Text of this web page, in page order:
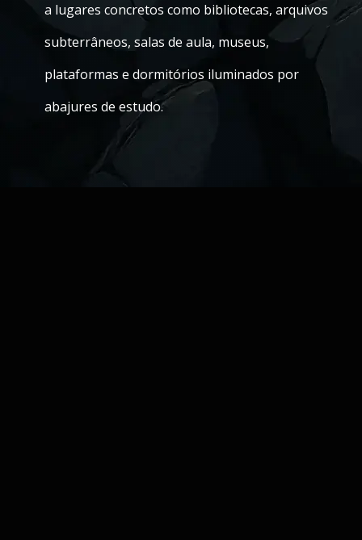
a lugares concretos como bibliotecas, arquivos
subterrâneos, salas de aula, museus,
plataformas e dormitórios iluminados por
abajures de estudo.